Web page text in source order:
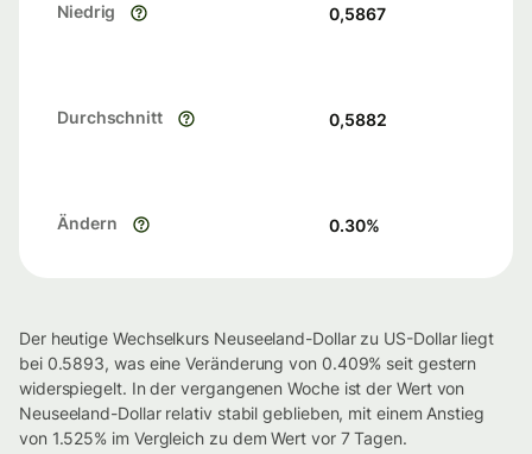
Niedrig 0,5867
Durchschnitt 0,5882
Ändern 0.30%
Der heutige Wechselkurs Neuseeland-Dollar zu US-Dollar liegt
bei 0.5893, was eine Veränderung von 0.409% seit gestern
widerspiegelt. In der vergangenen Woche ist der Wert von
Neuseeland-Dollar relativ stabil geblieben, mit einem Anstieg
von 1.525% im Vergleich zu dem Wert vor 7 Tagen.